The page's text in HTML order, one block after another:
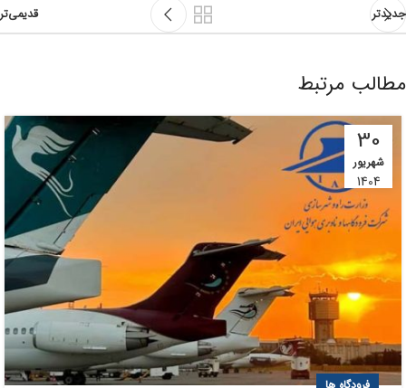
جدیدتر قدیمی‌تر
مطالب مرتبط
30
شهریور
1404